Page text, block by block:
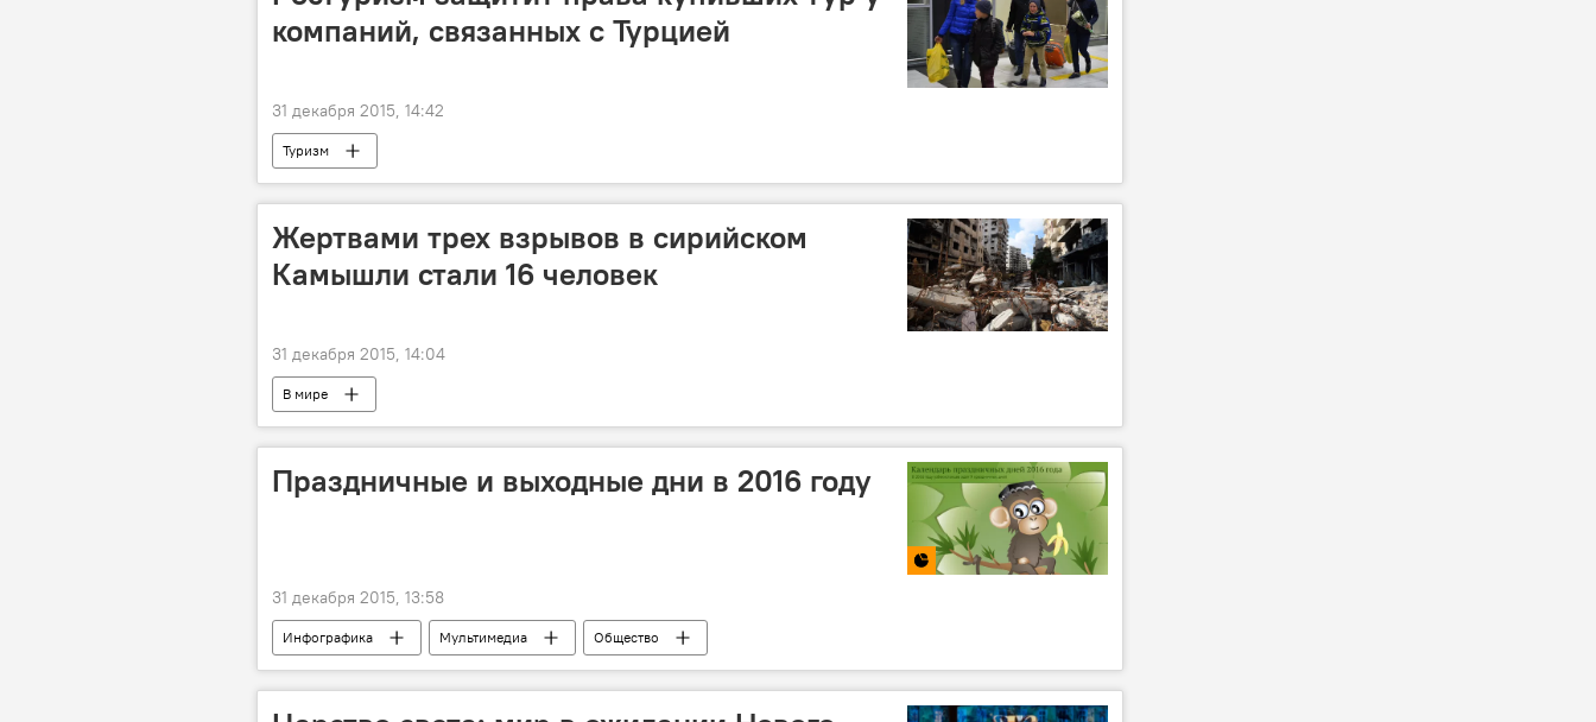
компаний, связанных с Турцией
31 декабря 2015, 14:42
Туризм
Жертвами трех взрывов в сирийском
Камышли стали 16 человек
31 декабря 2015, 14:04
В мире
Праздничные и выходные дни в 2016 году
31 декабря 2015, 13:58
Инфографика Мультимедиа Общество